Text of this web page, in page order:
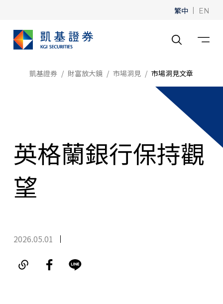
繁中 | EN
凱基證券 財富放大鏡 市場洞見 市場洞見文章
英格蘭銀行保持觀
望
2026.05.01